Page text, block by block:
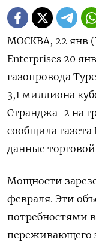
МОСКВА, 22 янв
Enterprises 20
газопровода
3,1 миллиона
Странджа-2 на
сообщила
данные
Мощности
февраля. Эти
потребностями
переживающего